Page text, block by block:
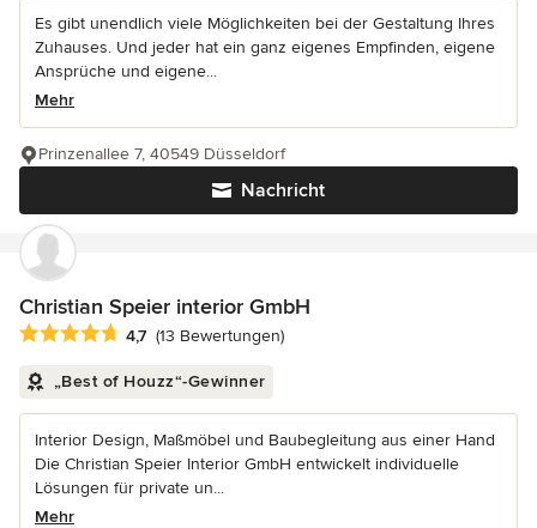
Es gibt unendlich viele Möglichkeiten bei der Gestaltung Ihres
Zuhauses. Und jeder hat ein ganz eigenes Empfinden, eigene
Ansprüche und eigene...
Mehr
Nachricht
Prinzenallee 7, 40549 Düsseldorf
Christian Speier interior GmbH
Durchschnittliche Bewertung: 4.7 von 5 Sternen
4,7 (13 Bewertungen)
„Best of Houzz“-Gewinner
Interior Design, Maßmöbel und Baubegleitung aus einer Hand
Die Christian Speier Interior GmbH entwickelt individuelle
Lösungen für private un...
Mehr